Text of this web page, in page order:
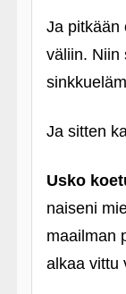
Ja pitkään
väliin. Niin
Ja sitten
Usko
naiseni
maailman
alkaa vittu